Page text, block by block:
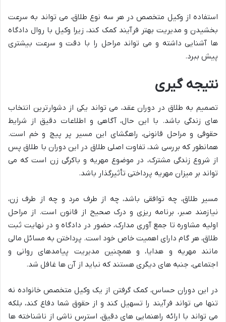
استفاده از وکیل متخصص در هر سه نوع طلاق، می تواند به سرعت
بخشیدن و مدیریت بهتر فرآیند کمک کند، زیرا وکیل با روال دادگاه
ها آشنایی داشته و می تواند مراحل را با دقت و سرعت بیشتری
پیش ببرد.
نتیجه گیری
تصمیم به طلاق در دوران عقد، می تواند یکی از دشوارترین انتخاب
های زندگی باشد. با این حال، آگاهی و اطلاعات دقیق از شرایط
حقوقی و مراحل قانونی، راهگشای این مسیر پر پیچ و خم است.
همانطور که بررسی شد، تفاوت اصلی طلاق در این دوران با طلاق پس
از شروع زندگی مشترک، در موضوع مهریه و باکرگی زن است که می
تواند بر میزان مهریه پرداختی تأثیرگذار باشد.
مسیر طلاق، چه توافقی باشد، چه از طرف مرد و چه از طرف زن،
نیازمند صبر، برنامه ریزی و درک صحیح از قانون است. از مراحل
اولیه مشاوره تا جمع آوری مدارک، حضور در دادگاه و در نهایت ثبت
طلاق، هر گام دارای اهمیت خاص خود است. پرداختن به مسائل مالی
مانند مهریه و هدایا، و همچنین مدیریت پیامدهای روانی و
اجتماعی، جنبه های دیگری هستند که نباید از آن ها غافل شد.
در این دوران حساس، کمک گرفتن از یک وکیل متخصص خانواده نه
تنها می تواند فرآیند را تسهیل کند و از حقوق شما دفاع کند، بلکه
می تواند با ارائه راهنمایی های دقیق، استرس ناشی از ناشناخته ها